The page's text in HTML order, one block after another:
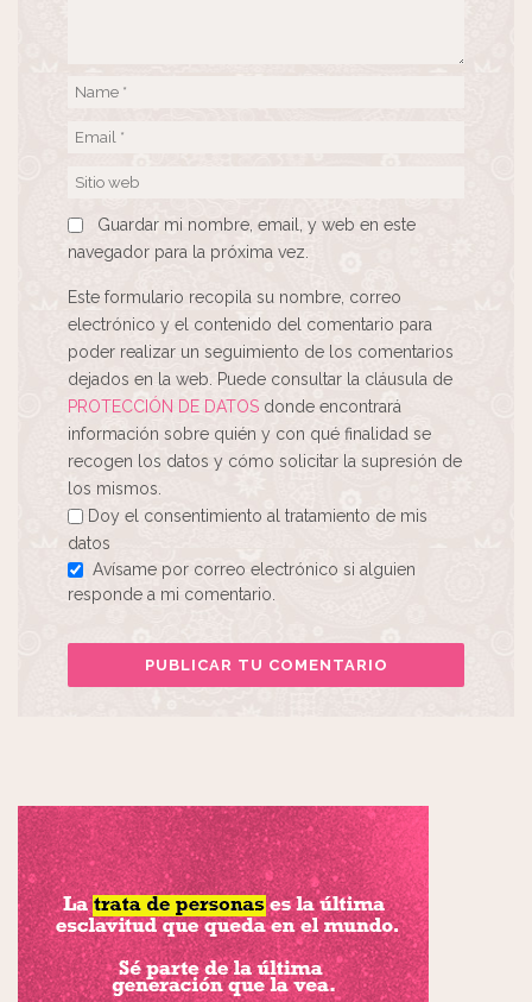
Guardar mi nombre, email, y web en este
navegador para la próxima vez.
Este formulario recopila su nombre, correo
electrónico y el contenido del comentario para
poder realizar un seguimiento de los comentarios
dejados en la web. Puede consultar la cláusula de
PROTECCIÓN DE DATOS donde encontrará
información sobre quién y con qué finalidad se
recogen los datos y cómo solicitar la supresión de
los mismos.
Doy el consentimiento al tratamiento de mis
datos
Avísame por correo electrónico si alguien
responde a mi comentario.